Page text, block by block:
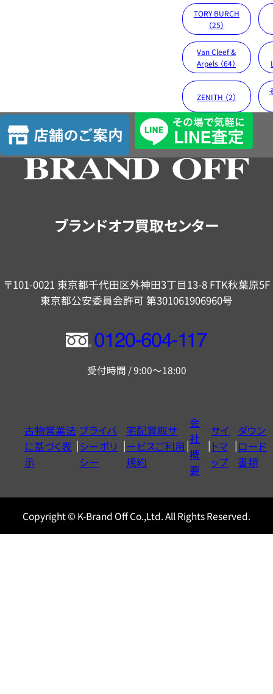
TORY BURCH
（25）
Van Cleef &
Arpels （64）
ZENITH （2）
店
舗
の
ブランドオフ買取センター
〒101-0021 東京都千代田区外神田3丁目13-8 FTK秋葉原5F
東京都公安委員会許可 第301061906960号
フ
ー
ヤ
ル
0120604117
受付時間 / 9:00～18:00
古物営業法
に基づく表
示
プライバ
シーポリ
シー
宅配買取サ
ービスご利用
規約
会
社
概
要
サイ
トマ
ップ
ダウン
ロード
書類
Copyright © K-Brand Off Co.,Ltd. All Rights Reserved.